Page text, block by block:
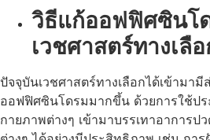
วิธีแก้ออฟฟิศซินโ
เวชศาสตร์ทางเลื
ปัจจุบันเวชศาสตร์ทางเลือกได้เข้ามา
ออฟฟิศซินโดรมมากขึ้น ด้วยการใช้ปร
กายภาพต่างๆ เข้ามาบรรเทาอาการป